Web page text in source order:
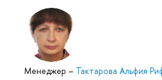
Менеджер – Тактарова Альфия